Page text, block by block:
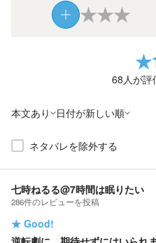
★★★
★
68人が評
本文あり 日付が新しい順
ネタバレを除外する
七時ねるる@7時間は眠りたい
286件のレビューを投稿
★ Good!